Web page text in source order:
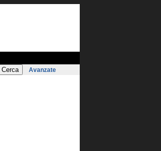
Avanzate